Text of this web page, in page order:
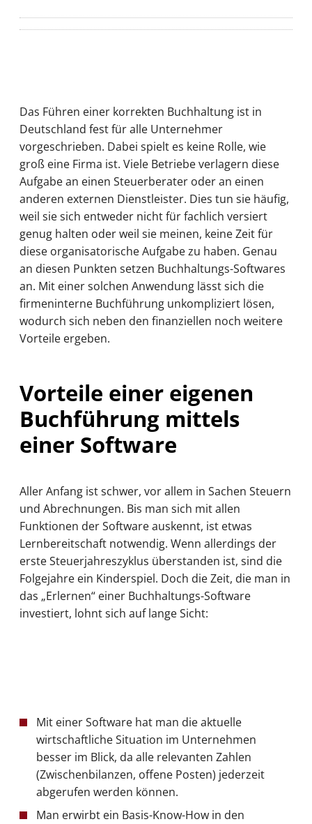
Das Führen einer korrekten Buchhaltung ist in
Deutschland fest für alle Unternehmer
vorgeschrieben. Dabei spielt es keine Rolle, wie
groß eine Firma ist. Viele Betriebe verlagern diese
Aufgabe an einen Steuerberater oder an einen
anderen externen Dienstleister. Dies tun sie häufig,
weil sie sich entweder nicht für fachlich versiert
genug halten oder weil sie meinen, keine Zeit für
diese organisatorische Aufgabe zu haben. Genau
an diesen Punkten setzen Buchhaltungs-Softwares
an. Mit einer solchen Anwendung lässt sich die
firmeninterne Buchführung unkompliziert lösen,
wodurch sich neben den finanziellen noch weitere
Vorteile ergeben.
Vorteile einer eigenen
Buchführung mittels
einer Software
Aller Anfang ist schwer, vor allem in Sachen Steuern
und Abrechnungen. Bis man sich mit allen
Funktionen der Software auskennt, ist etwas
Lernbereitschaft notwendig. Wenn allerdings der
erste Steuerjahreszyklus überstanden ist, sind die
Folgejahre ein Kinderspiel. Doch die Zeit, die man in
das „Erlernen“ einer Buchhaltungs-Software
investiert, lohnt sich auf lange Sicht:
Mit einer Software hat man die aktuelle
wirtschaftliche Situation im Unternehmen
besser im Blick, da alle relevanten Zahlen
(Zwischenbilanzen, offene Posten) jederzeit
abgerufen werden können.
Man erwirbt ein Basis-Know-How in den